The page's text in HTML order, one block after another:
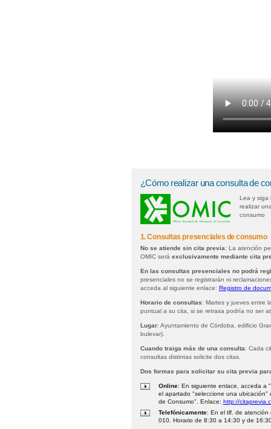
¿Cómo realizar una consulta de
Lea y siga
realizar
consumo
1. Consultas presenciales de consumo
No se atiende sin cita previa: La atención
OMIC será exclusivamente mediante cita
En las consultas presenciales no podrá
presenciales no se registrarán ni
acceda al siguiente enlace: Registro de
Horario de consultas: Martes y jueves entre
puntual a su cita, si se retrasa podría no ser
Lugar: Ayuntamiento de Córdoba, edificio
bulevar).
Cuando traiga más de una consulta: Cada
consultas distintas solicite dos citas.
Dos formas para solicitar su cita previa
Online: En siguiente enlace, acceda a
el apartado "seleccione una ubicación"
de Consumo". Enlace: http://
Telefónicamente: En el tlf. de atención
010. Horario de 8:30 a 14:30 y de